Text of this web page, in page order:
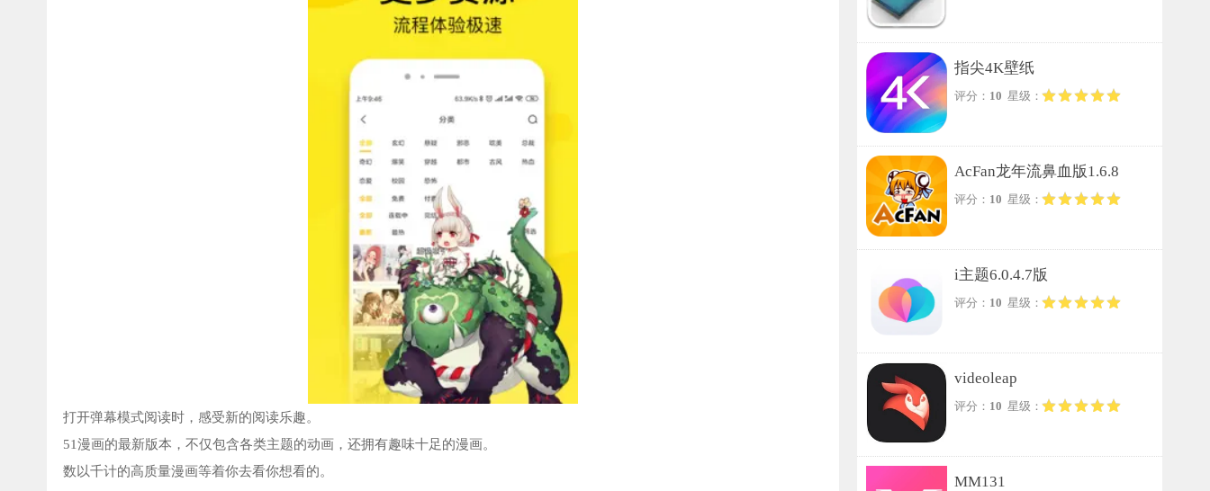
打开弹幕模式阅读时，感受新的阅读乐趣。
51漫画的最新版本，不仅包含各类主题的动画，还拥有趣味十足的漫画。
数以千计的高质量漫画等着你去看你想看的。
指尖4K壁纸
评分： 10 星级：
AcFan龙年流鼻血版1.6.8
评分： 10 星级：
i主题6.0.4.7版
评分： 10 星级：
videoleap
评分： 10 星级：
MM131